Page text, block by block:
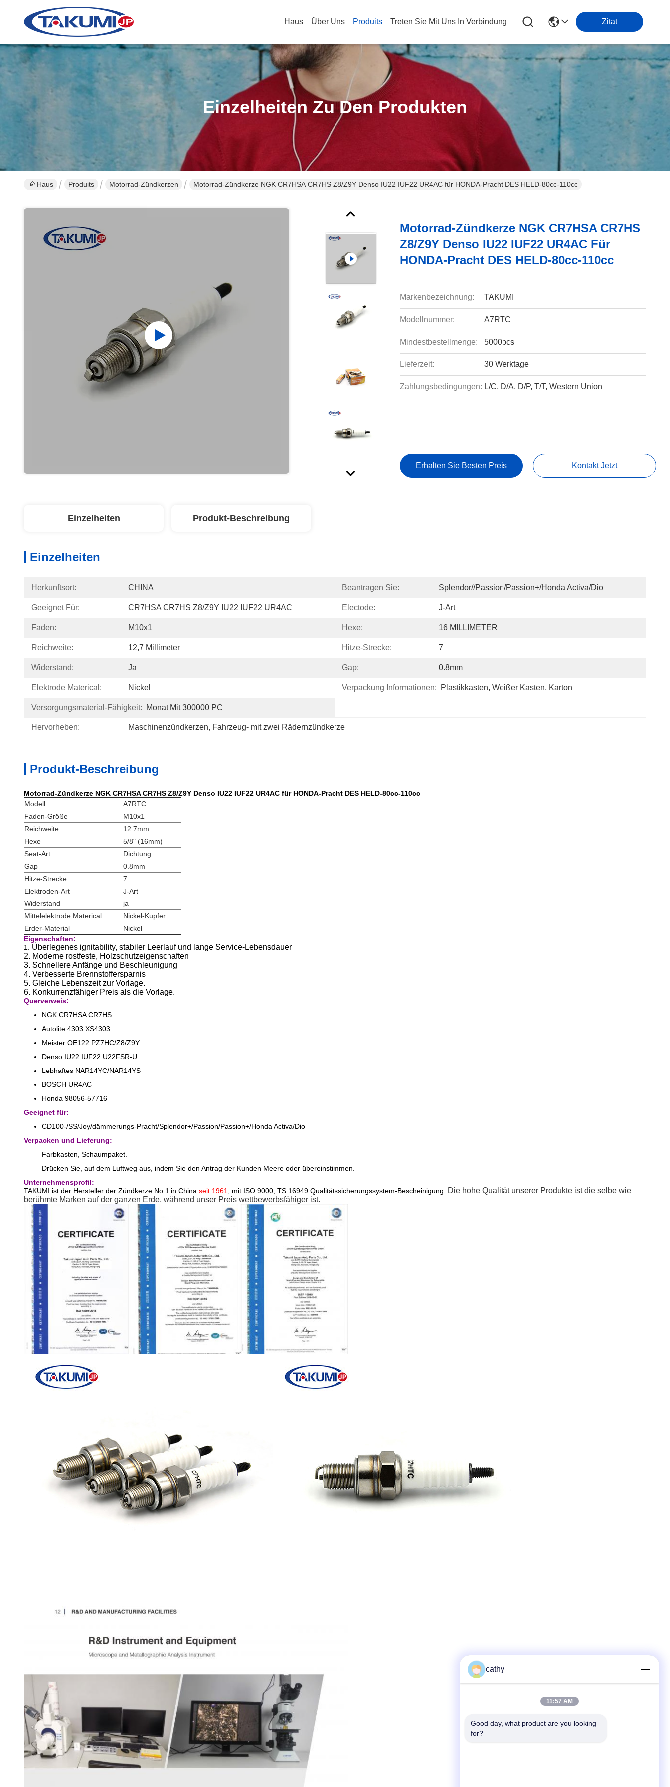
Haus Über Uns Produits Treten Sie Mit Uns In Verbindung Zitat
Einzelheiten Zu Den Produkten
Haus Produits Motorrad-Zündkerzen Motorrad-Zündkerze NGK CR7HSA CR7HS Z8/Z9Y Denso IU22 IUF22 UR4AC für HONDA-Pracht DES HELD-80cc-110cc
Motorrad-Zündkerze NGK CR7HSA CR7HS
Z8/Z9Y Denso IU22 IUF22 UR4AC Für
HONDA-Pracht DES HELD-80cc-110cc
Markenbezeichnung: TAKUMI
Modellnummer: A7RTC
Mindestbestellmenge: 5000pcs
Lieferzeit: 30 Werktage
Zahlungsbedingungen: L/C, D/A, D/P, T/T, Western Union
Erhalten Sie Besten Preis Kontakt Jetzt
Einzelheiten Produkt-Beschreibung
Einzelheiten
Herkunftsort: CHINA Beantragen Sie: Splendor//Passion/Passion+/Honda Activa/Dio
Geeignet Für: CR7HSA CR7HS Z8/Z9Y IU22 IUF22 UR4AC Electode: J-Art
Faden: M10x1 Hexe: 16 MILLIMETER
Reichweite: 12,7 Millimeter Hitze-Strecke: 7
Widerstand: Ja Gap: 0.8mm
Elektrode Materical: Nickel Verpackung Informationen: Plastikkasten, Weißer Kasten, Karton
Versorgungsmaterial-Fähigkeit: Monat Mit 300000 PC
Hervorheben: Maschinenzündkerzen, Fahrzeug- mit zwei Rädernzündkerze
Produkt-Beschreibung
Motorrad-Zündkerze NGK CR7HSA CR7HS Z8/Z9Y Denso IU22 IUF22 UR4AC für HONDA-Pracht DES HELD-80cc-110cc
Modell
A7RTC
Faden-Größe
M10x1
Reichweite
12.7mm
Hexe
5/8" (16mm)
Seat-Art
Dichtung
Gap
0.8mm
Hitze-Strecke
7
Elektroden-Art
J-Art
Widerstand
ja
Mittelelektrode Materical
Nickel-Kupfer
Erder-Material
Nickel
Eigenschaften:
1. Überlegenes ignitability, stabiler Leerlauf und lange Service-Lebensdauer
2. Moderne rostfeste, Holzschutzeigenschaften
3. Schnellere Anfänge und Beschleunigung
4. Verbesserte Brennstoffersparnis
5. Gleiche Lebenszeit zur Vorlage.
6. Konkurrenzfähiger Preis als die Vorlage.
Querverweis:
NGK CR7HSA CR7HS
Autolite 4303 XS4303
Meister OE122 PZ7HC/Z8/Z9Y
Denso IU22 IUF22 U22FSR-U
Lebhaftes NAR14YC/NAR14YS
BOSCH UR4AC
Honda 98056-57716
Geeignet für:
CD100-/SS/Joy/dämmerungs-Pracht/Splendor+/Passion/Passion+/Honda Activa/Dio
Verpacken und Lieferung:
Farbkasten, Schaumpaket.
Drücken Sie, auf dem Luftweg aus, indem Sie den Antrag der Kunden Meere oder übereinstimmen.
Unternehmensprofil:
TAKUMI ist der Hersteller der Zündkerze No.1 in China seit 1961 , mit ISO 9000, TS 16949 Qualitätssicherungssystem-Bescheinigung.
Die hohe Qualität unserer Produkte ist die selbe wie
berühmte Marken auf der ganzen Erde, während unser Preis wettbewerbsfähiger ist.
cathy
11:57 AM
Good day, what product are you looking
for?